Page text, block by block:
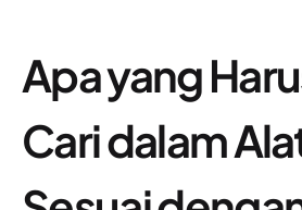
Apa yang
Cari dalam